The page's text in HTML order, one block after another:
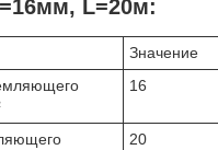
L=20м:
Значение
16
20